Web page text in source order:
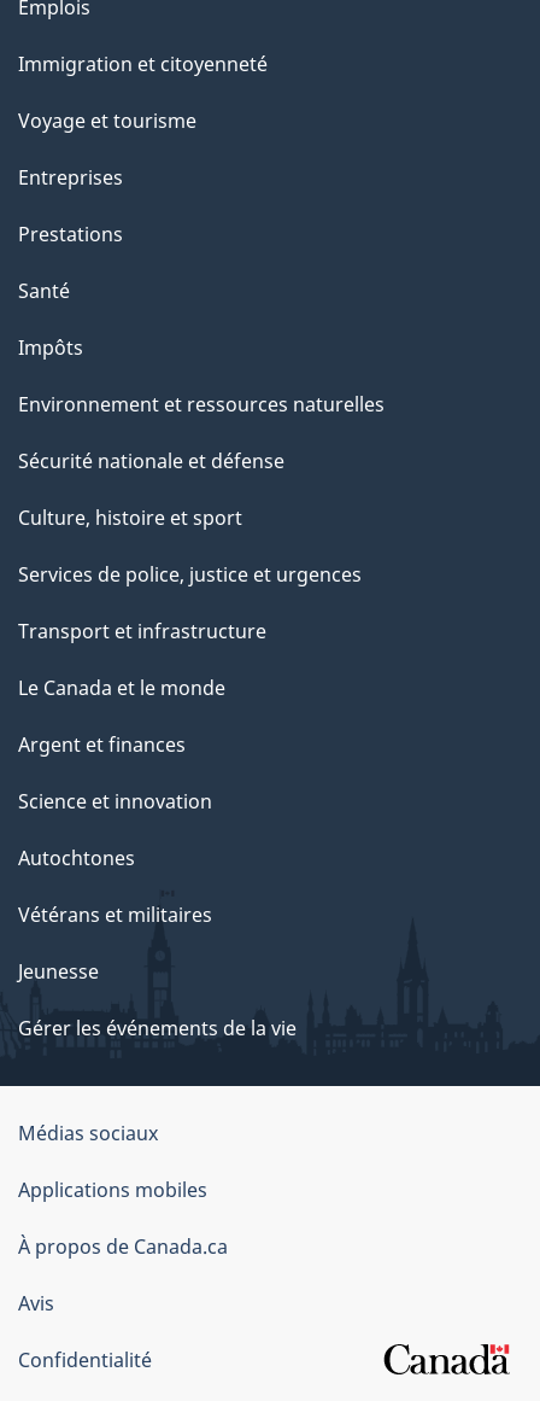
Thèmes
sujets
Emplois
Immigration et citoyenneté
Voyage et tourisme
Entreprises
Prestations
Santé
Impôts
Environnement et ressources naturelles
Sécurité nationale et défense
Culture, histoire et sport
Services de police, justice et urgences
Transport et infrastructure
Le Canada et le monde
Argent et finances
Science et innovation
Autochtones
Vétérans et militaires
Jeunesse
Gérer les événements de la vie
Organisation
du
gouvernement
du
Canada
Médias sociaux
Applications mobiles
À propos de Canada.ca
Avis
Confidentialité